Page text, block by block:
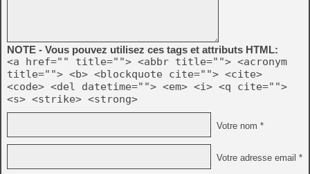
NOTE - Vous pouvez utilisez ces tags et attributs HTML:
<a href="" title=""> <abbr title=""> <acronym
title=""> <b> <blockquote cite=""> <cite>
<code> <del datetime=""> <em> <i> <q cite="">
<s> <strike> <strong>
Votre nom *
Votre adresse email *